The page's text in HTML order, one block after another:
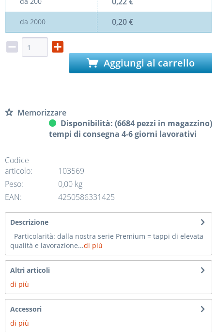
da 2000 0,20 €
Aggiungi al carrello
Memorizzare
Disponibilità: (6684 pezzi in magazzino)
tempi di consegna 4-6 giorni lavorativi
Codice
articolo:
103569
Peso:
0,00 kg
EAN:
4250586331425
Descrizione
Particolarità: dalla nostra serie Premium = tappi di elevata
qualità e lavorazione...di più
Altri articoli
di più
Accessori
di più